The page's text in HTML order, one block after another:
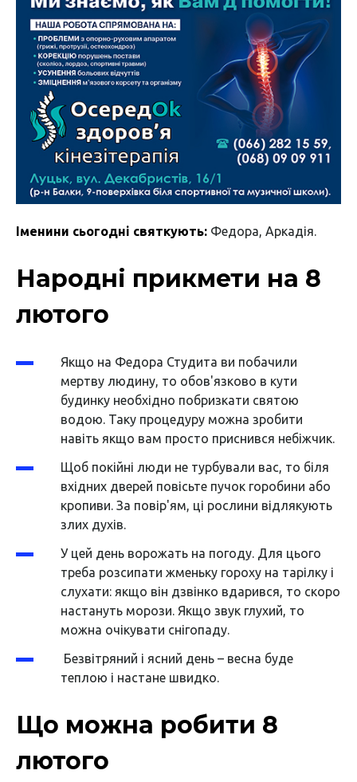
Іменини сьогодні святкують: Федора, Аркадія.
Народні прикмети на 8
лютого
Якщо на Федора Студита ви побачили
мертву людину, то обов'язково в кути
будинку необхідно побризкати святою
водою. Таку процедуру можна зробити
навіть якщо вам просто приснився небіжчик.
Щоб покійні люди не турбували вас, то біля
вхідних дверей повісьте пучок горобини або
кропиви. За повір'ям, ці рослини відлякують
злих духів.
У цей день ворожать на погоду. Для цього
треба розсипати жменьку гороху на тарілку і
слухати: якщо він дзвінко вдарився, то скоро
настануть морози. Якщо звук глухий, то
можна очікувати снігопаду.
Безвітряний і ясний день – весна буде
теплою і настане швидко.
Що можна робити 8
лютого